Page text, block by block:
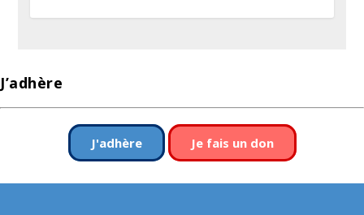
J’adhère
J'adhère Je fais un don